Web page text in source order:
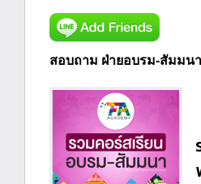
สอบถาม ฝ่ายอบรม-สัมมน